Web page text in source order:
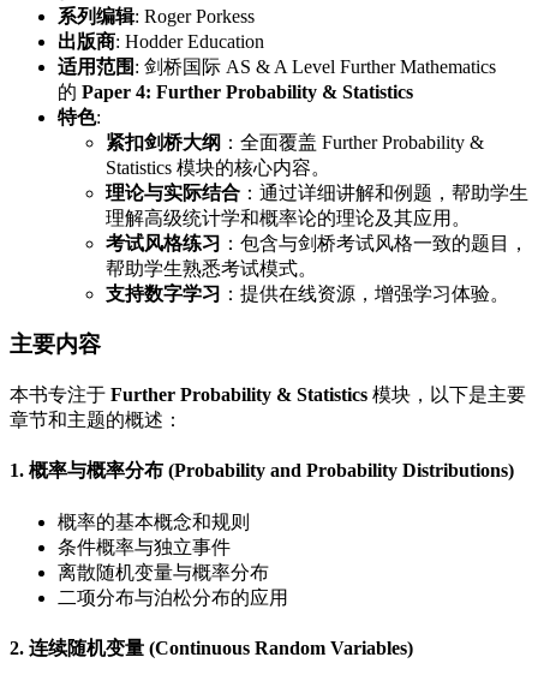
系列编辑: Roger Porkess
出版商: Hodder Education
适用范围 : 剑桥国际 AS & A Level Further Mathematics
的 Paper 4: Further Probability & Statistics
特色:
紧扣剑桥大纲 ：全面覆盖 Further Probability &
Statistics 模块的核心内容。
理论与实际结合 ：通过详细讲解和例题，帮助学生
理解高级统计学和概率论的理论及其应用。
考试风格练习 ：包含与剑桥考试风格一致的题目，
帮助学生熟悉考试模式。
支持数字学习 ：提供在线资源，增强学习体验。
主要内容
本书专注于 Further Probability & Statistics 模块，以下是主要
章节和主题的概述：
1. 概率与概率分布 (Probability and Probability Distributions)
概率的基本概念和规则
条件概率与独立事件
离散随机变量与概率分布
二项分布与泊松分布的应用
2. 连续随机变量 (Continuous Random Variables)